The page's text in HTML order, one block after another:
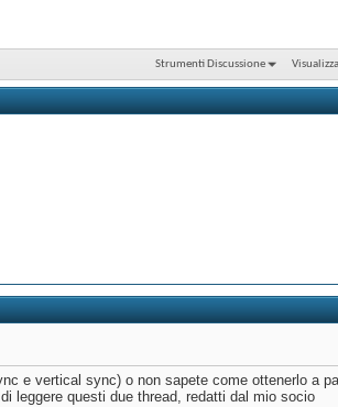
Strumenti Discussione
e vertical sync) o non sapete come ottenerlo a
leggere questi due thread, redatti dal mio socio